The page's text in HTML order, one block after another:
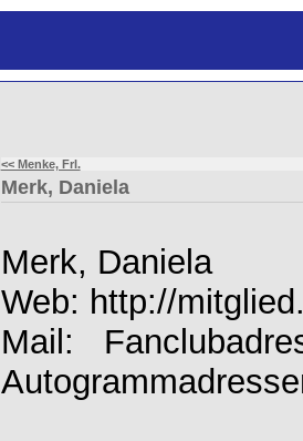
<< Menke, Frl.
Merk, Daniela
Merk, Daniela
Web: http://
Mail: